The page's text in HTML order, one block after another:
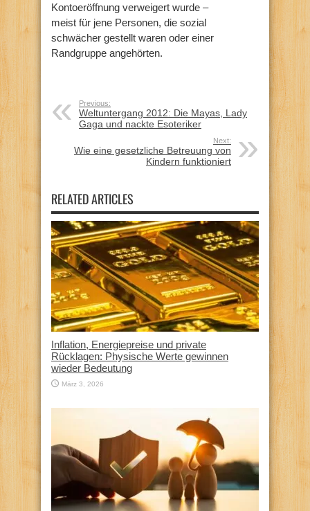
Kontoeröffnung verweigert wurde –
meist für jene Personen, die sozial
schwächer gestellt waren oder einer
Randgruppe angehörten.
Previous:
Weltuntergang 2012: Die Mayas, Lady
Gaga und nackte Esoteriker
Next:
Wie eine gesetzliche Betreuung von
Kindern funktioniert
RELATED ARTICLES
Inflation, Energiepreise und private
Rücklagen: Physische Werte gewinnen
wieder Bedeutung
März 3, 2026